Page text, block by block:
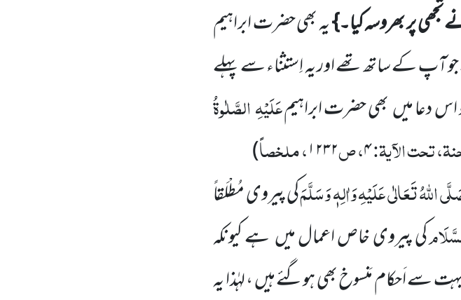
پر بھروسہ کیا۔}یہ بھی حضرت ابراہیم
آپ کے ساتھ تھے اور یہ اِستثناء سے پہلے
دعا میںبھی حضرت ابراہیمعَلَیْہِالصَّلٰوۃُ
تحت الآیۃ:۴، ص۱۲۳۲، ملخصاً)
اللّٰہُ تَعَالٰی عَلَیْہِ وَاٰلِہٖ وَسَلَّمَکی پیروی مُطْلَقاً
کی پیروی خاص اعمال میںہے کیونکہ
اَحکام مَنسوخ بھی ہوگئے ہیں ، لہٰذا یہ